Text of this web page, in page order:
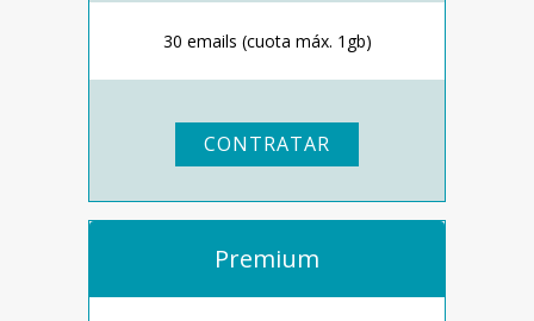
30 emails (cuota máx. 1gb)
CONTRATAR
Premium